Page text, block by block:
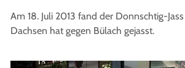
Am 18. Juli 2013 fand der Donnschtig-
Dachsen hat gegen Bülach gejasst.